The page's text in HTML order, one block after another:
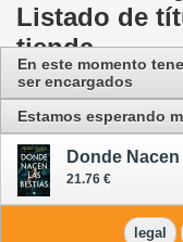
Listado de
tienda
En este momento
ser encargados
Estamos esperando
Donde
21.76 €
legal